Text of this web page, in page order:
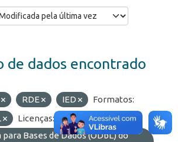
de dados encontrado
RDE IED
Formatos:
Licenças:
Bases de Dados (ODbL) do